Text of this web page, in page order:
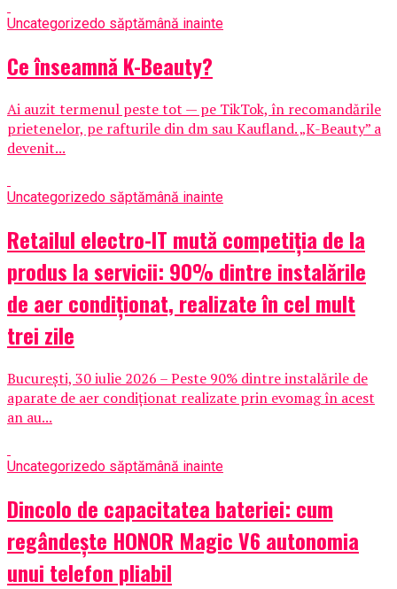
Uncategorizedo săptămână inainte
Ce înseamnă K-Beauty?
Ai auzit termenul peste tot — pe TikTok, în recomandările
prietenelor, pe rafturile din dm sau Kaufland. „K-Beauty” a
devenit...
Uncategorizedo săptămână inainte
Retailul electro-IT mută competiția de la
produs la servicii: 90% dintre instalările
de aer condiționat, realizate în cel mult
trei zile
București, 30 iulie 2026 – Peste 90% dintre instalările de
aparate de aer condiționat realizate prin evomag în acest
an au...
Uncategorizedo săptămână inainte
Dincolo de capacitatea bateriei: cum
regândește HONOR Magic V6 autonomia
unui telefon pliabil